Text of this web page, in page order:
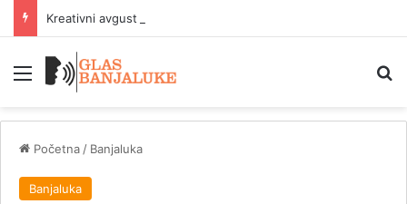
Meni
Početna / Banjaluka
Banjaluka